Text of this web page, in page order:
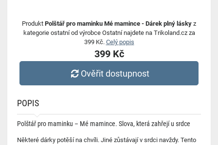
Produkt Polštář pro maminku Mé mamince - Dárek plný lásky z
kategorie ostatní od výrobce Ostatní najdete na Trikoland.cz za
399 Kč. Celý popis
399 Kč
Ověřit dostupnost
POPIS
Polštář pro maminku – Mé mamince. Slova, která zahřejí u srdce
Některé dárky potěší na chvíli. Jiné zůstávají v srdci navždy. Tento